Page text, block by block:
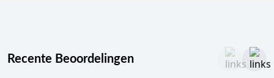
Recente Beoordelingen